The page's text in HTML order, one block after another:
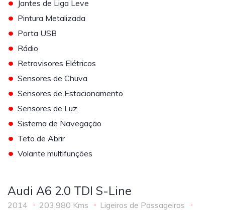
Jantes de Liga Leve
• Pintura Metalizada
• Porta USB
• Rádio
• Retrovisores Elétricos
• Sensores de Chuva
• Sensores de Estacionamento
• Sensores de Luz
• Sistema de Navegação
• Teto de Abrir
• Volante multifunções
Audi A6 2.0 TDI S-Line
2014 203,980 Kms Ligeiros de Passageiros